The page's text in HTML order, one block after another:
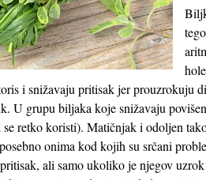
i snižavaju pritisak jer prouzrokuju
U grupu biljaka koje snižavaju
retko koristi). Matičnjak i odoljen
onima kod kojih su srčani
ali samo ukoliko je njegov